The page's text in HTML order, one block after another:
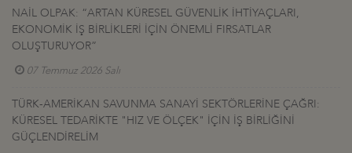
NAİL OLPAK: “ARTAN KÜRESEL GÜVENLİK İHTİYAÇLARI,
EKONOMİK İŞ BİRLİKLERİ İÇİN ÖNEMLİ FIRSATLAR
OLUŞTURUYOR”
07 Temmuz 2026 Salı
TÜRK-AMERİKAN SAVUNMA SANAYİ SEKTÖRLERİNE ÇAĞRI:
KÜRESEL TEDARİKTE "HIZ VE ÖLÇEK" İÇİN İŞ BİRLİĞİNİ
GÜÇLENDİRELİM